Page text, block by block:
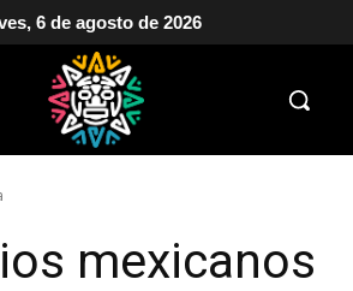
6 de agosto de 2026
mexicanos